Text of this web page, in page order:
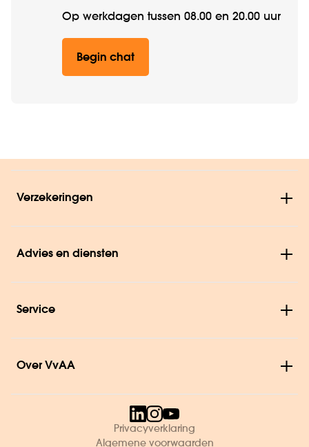
Op werkdagen tussen 08.00 en 20.00 uur
Begin chat
Verzekeringen
Advies en diensten
Service
Over VvAA
Privacyverklaring
Algemene voorwaarden